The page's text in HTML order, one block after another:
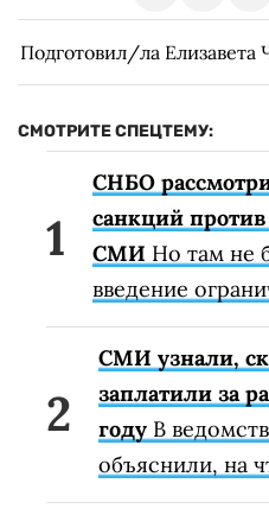
Подготовил/ла Елизавета
СМОТРИТЕ СПЕЦТЕМУ:
СНБО
санкций
СМИ Но там не
введение
СМИ узнали,
заплатили за
году В
объяснили, на